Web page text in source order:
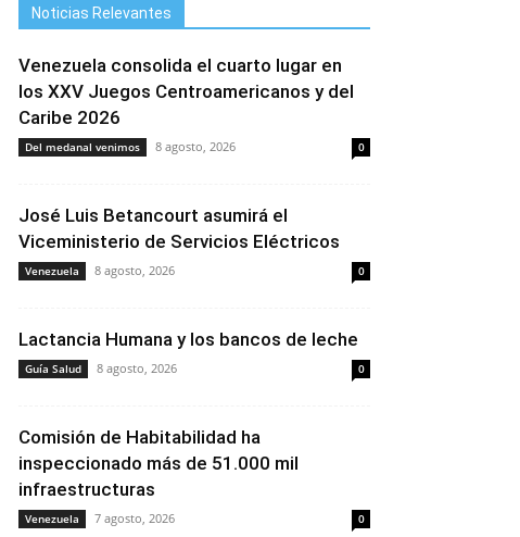
Noticias Relevantes
Venezuela consolida el cuarto lugar en
los XXV Juegos Centroamericanos y del
Caribe 2026
Del medanal venimos 8 agosto, 2026 0
José Luis Betancourt asumirá el
Viceministerio de Servicios Eléctricos
Venezuela 8 agosto, 2026 0
Lactancia Humana y los bancos de leche
Guía Salud 8 agosto, 2026 0
Comisión de Habitabilidad ha
inspeccionado más de 51.000 mil
infraestructuras
Venezuela 7 agosto, 2026 0